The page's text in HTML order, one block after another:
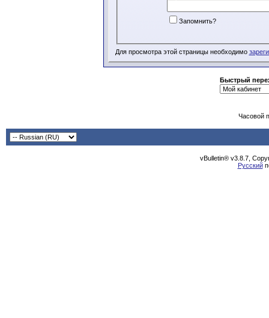
Запомнить?
Для просмотра этой страницы необходимо
Быстрый
Часовой
vBulletin® v3.8.7,
Русский